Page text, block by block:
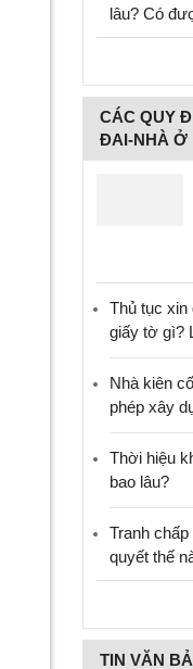
lâu? Có
CÁC QUY
ĐAI-NHÀ Ở
Thủ tục xin
giấy tờ gì?
Nhà kiên
phép xây
Thời hiệu
bao lâu?
Tranh
quyết thế
TIN VĂN